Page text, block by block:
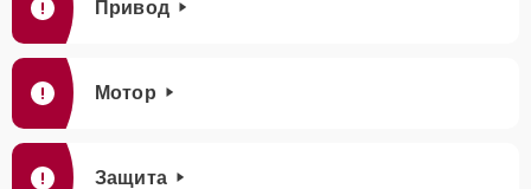
Привод
Мотор
Защита